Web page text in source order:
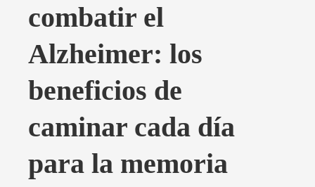
combatir el
Alzheimer: los
beneficios de
caminar cada día
para la memoria